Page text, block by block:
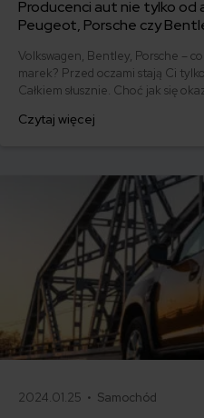
Producenci aut nie tylko od
Peugeot, Porsche czy
Volkswagen, Bentley, Porsche –
marek? Przed oczami stają Ci
Całkiem słusznie. Choć jak się
kolejnych czterech kółek.
Czytaj więcej
2024.01.25 • Samochód